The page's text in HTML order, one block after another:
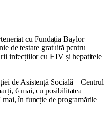
cu Fundația Baylor
de testare gratuită pentru
infecțiilor cu HIV și hepatitele
de Asistență Socială – Centrul
6 mai, cu posibilitatea
în funcție de programările